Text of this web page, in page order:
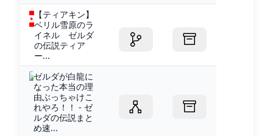
【ティアキン】
ベリル雪原のラ
イネル ゼルダ
の伝説ティア
ー...
ゼルダが白龍に
なった本当の理
由ぶっちゃけこ
れやろ！！ - ゼ
ルダの伝説まと
め速...